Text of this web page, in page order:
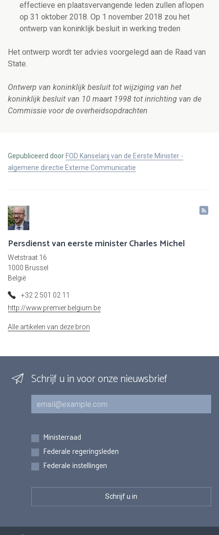
effectieve en plaatsvervangende leden zullen aflopen
op 31 oktober 2018. Op 1 november 2018 zou het
ontwerp van koninklijk besluit in werking treden
Het ontwerp wordt ter advies voorgelegd aan de Raad van
State.
Ontwerp van koninklijk besluit tot wijziging van het
koninklijk besluit van 10 maart 1998 tot inrichting van de
Commissie voor de overheidsopdrachten
Gepubliceerd door FOD Kanselarij van de Eerste Minister -
algemene directie Externe Communicatie
Persdienst van eerste minister Charles Michel
Wetstraat 16
1000 Brussel
België
+32 2 501 02 11
http://www.premier.belgium.be
Alle artikelen van deze bron
Schrijf u in voor onze nieuwsbrief
E-mail
Inschrijvingen
Ministerraad
Federale regeringsleden
Federale instellingen